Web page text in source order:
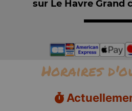
sur Le Havre Grand
Horaires